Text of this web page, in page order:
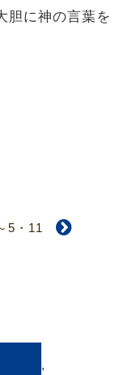
胆に神の言葉を
5・11
,